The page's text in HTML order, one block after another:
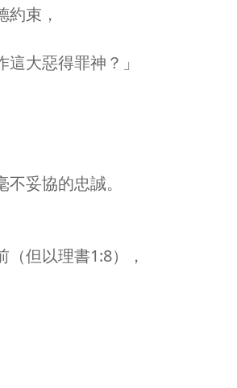
束，
大惡得罪神？」
妥協的忠誠。
但以理書1:8），